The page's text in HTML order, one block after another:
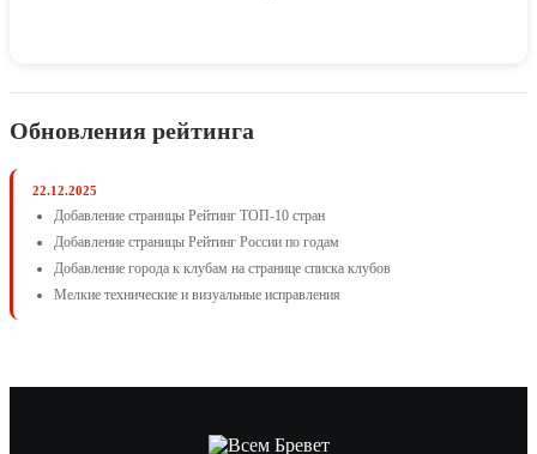
Обновления рейтинга
22.12.2025
Добавление страницы Рейтинг ТОП-10 стран
Добавление страницы Рейтинг России по годам
Добавление города к клубам на странице списка клубов
Мелкие технические и визуальные исправления